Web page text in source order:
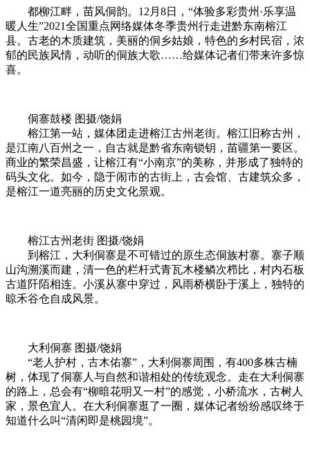
都柳江畔，苗风侗韵。12月8日，“体验多彩贵州·乐享温
暖人生”2021全国重点网络媒体冬季贵州行走进黔东南榕江
县。古老的木质建筑，美丽的侗乡姑娘，特色的乡村民宿，浓
郁的民族风情，动听的侗族大歌……给媒体记者们带来许多惊
喜。
侗寨鼓楼 图摄/饶娟
榕江第一站，媒体团走进榕江古州老街。榕江旧称古州，
是江南八百州之一，自古就是黔省东南锁钥，苗疆第一要区。
商业的繁荣昌盛，让榕江有“小南京”的美称，并形成了独特的
码头文化。如今，隐于闹市的古街上，古会馆、古建筑众多，
是榕江一道亮丽的历史文化景观。
榕江古州老街 图摄/饶娟
到榕江，大利侗寨是不可错过的原生态侗族村寨。寨子顺
山沟溯溪而建，清一色的栏杆式青瓦木楼鳞次栉比，村内石板
古道阡陌相连。小溪从寨中穿过，风雨桥横卧于溪上，独特的
晾禾谷仓自成风景。
大利侗寨 图摄/饶娟
“老人护村，古木佑寨”，大利侗寨周围，有400多株古楠
树，体现了侗寨人与自然和谐相处的传统观念。走在大利侗寨
的路上，总会有“柳暗花明又一村”的感觉，小桥流水，古树人
家，景色宜人。在大利侗寨逛了一圈，媒体记者纷纷感叹终于
知道什么叫“清闲即是桃园境”。